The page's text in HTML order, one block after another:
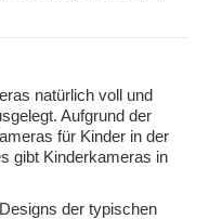
natürlich voll und
Aufgrund der
für Kinder in der
gibt Kinderkameras in
der typischen